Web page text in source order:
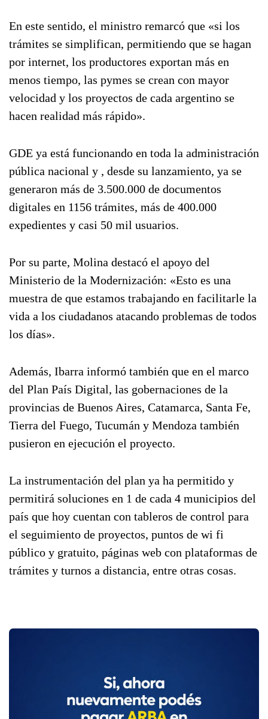
En este sentido, el ministro remarcó que «si los
trámites se simplifican, permitiendo que se hagan
por internet, los productores exportan más en
menos tiempo, las pymes se crean con mayor
velocidad y los proyectos de cada argentino se
hacen realidad más rápido».
GDE ya está funcionando en toda la administración
pública nacional y , desde su lanzamiento, ya se
generaron más de 3.500.000 de documentos
digitales en 1156 trámites, más de 400.000
expedientes y casi 50 mil usuarios.
Por su parte, Molina destacó el apoyo del
Ministerio de la Modernización: «Esto es una
muestra de que estamos trabajando en facilitarle la
vida a los ciudadanos atacando problemas de todos
los días».
Además, Ibarra informó también que en el marco
del Plan País Digital, las gobernaciones de la
provincias de Buenos Aires, Catamarca, Santa Fe,
Tierra del Fuego, Tucumán y Mendoza también
pusieron en ejecución el proyecto.
La instrumentación del plan ya ha permitido y
permitirá soluciones en 1 de cada 4 municipios del
país que hoy cuentan con tableros de control para
el seguimiento de proyectos, puntos de wi fi
público y gratuito, páginas web con plataformas de
trámites y turnos a distancia, entre otras cosas.